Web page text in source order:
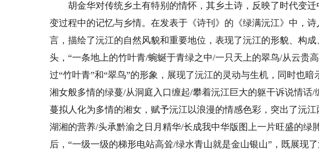
胡金华对传统乡土有特别的情怀，其乡土诗，反映了时代变迁
变过程中的记忆与乡情。在发表于《诗刊》的《绿满沅江》中，
言，描绘了沅江的自然风貌和重要地位，表现了沅江的形貌、构
头，“一条地上的竹叶青/蜿蜒于青绿之中/一只天上的翠鸟/从云贵
过“竹叶青”和“翠鸟”的形象，展现了沅江的灵动与生机，同时也暗
湘女般多情的绿蔓/从洞庭入口缠起/攀着沅江巨大的躯干诉说情话
蔓拟人化为多情的湘女，赋予沅江以浪漫的情感色彩，突出了沅
湖湘的营养/头承黔渝之日月精华/长成我中华版图上一片旺盛的绿
后，“一级一级的梯形电站高耸/绿水青山就是金山银山”，既展现